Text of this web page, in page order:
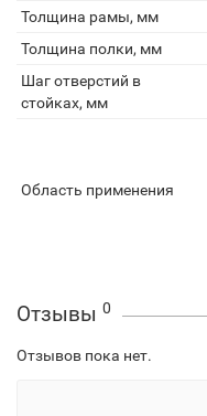
Толщина рамы, мм
Толщина полки, мм
Шаг отверстий в
стойках, мм
Область применения
Отзывы 0
Отзывов пока нет.